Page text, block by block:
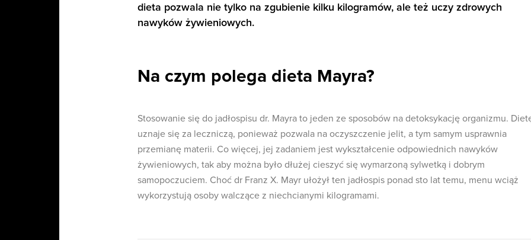
dieta pozwala nie tylko na zgubienie kilku kilogramów, ale też uczy zdrowych
nawyków żywieniowych.
Na czym polega dieta Mayra?
Stosowanie się do jadłospisu dr. Mayra to jeden ze sposobów na detoksykację organizmu.
uznaje się za leczniczą, ponieważ pozwala na oczyszczenie jelit, a tym samym usprawnia
przemianę materii. Co więcej, jej zadaniem jest wykształcenie odpowiednich nawyków
żywieniowych, tak aby można było dłużej cieszyć się wymarzoną sylwetką i dobrym
samopoczuciem. Choć dr Franz X. Mayr ułożył ten jadłospis ponad sto lat temu, menu wciąż
wykorzystują osoby walczące z niechcianymi kilogramami.